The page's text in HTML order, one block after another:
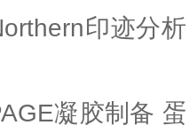
印迹分
凝胶制备